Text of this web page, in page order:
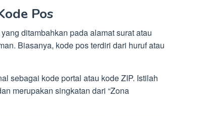
Pos
ditambahkan pada alamat surat atau
Biasanya, kode pos terdiri dari huruf atau
sebagai kode portal atau kode ZIP. Istilah
merupakan singkatan dari “Zona